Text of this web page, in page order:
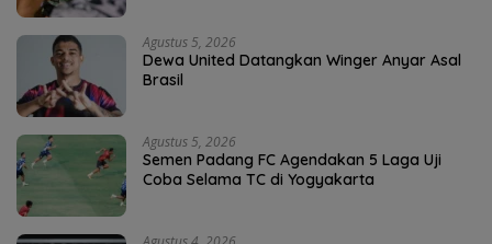
Agustus 5, 2026
Dewa United Datangkan Winger Anyar Asal
Brasil
Agustus 5, 2026
Semen Padang FC Agendakan 5 Laga Uji
Coba Selama TC di Yogyakarta